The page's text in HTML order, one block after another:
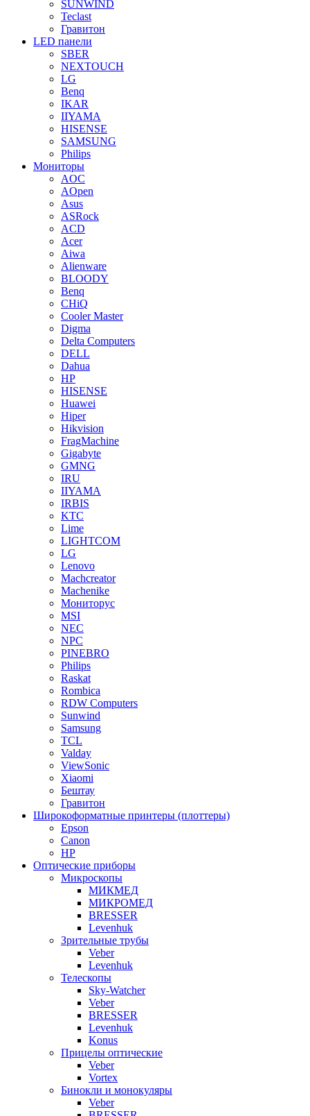
SUNWIND
Teclast
Гравитон
LED панели
SBER
NEXTOUCH
LG
Benq
IKAR
IIYAMA
HISENSE
SAMSUNG
Philips
Мониторы
AOC
AOpen
Asus
ASRock
ACD
Acer
Aiwa
Alienware
BLOODY
Benq
CHiQ
Cooler Master
Digma
Delta Computers
DELL
Dahua
HP
HISENSE
Huawei
Hiper
Hikvision
FragMachine
Gigabyte
GMNG
IRU
IIYAMA
IRBIS
KTC
Lime
LIGHTCOM
LG
Lenovo
Machcreator
Machenike
Мониторус
MSI
NEC
NPC
PINEBRO
Philips
Raskat
Rombica
RDW Computers
Sunwind
Samsung
TCL
Valday
ViewSonic
Xiaomi
Бештау
Гравитон
Широкоформатные принтеры (плоттеры)
Epson
Canon
HP
Оптические приборы
Микроскопы
МИКМЕД
МИКРОМЕД
BRESSER
Levenhuk
Зрительные трубы
Veber
Levenhuk
Телескопы
Sky-Watcher
Veber
BRESSER
Levenhuk
Konus
Прицелы оптические
Veber
Vortex
Бинокли и монокуляры
Veber